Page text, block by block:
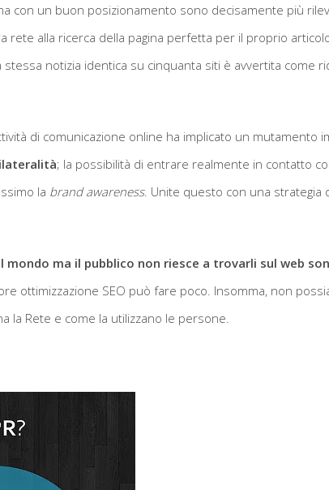
con un buon posizionamento sono decisamente più
rete alla ricerca della pagina perfetta per il proprio
stessa notizia identica su cinquanta siti è avvertita come
di comunicazione online ha implicato un mutamento
; la possibilità di entrare realmente in contatto
la brand awareness. Unite questo con una strategia
ma il pubblico non riesce a trovarli sul web
ottimizzazione SEO può fare poco. Insomma, non
la Rete e come la utilizzano le persone.